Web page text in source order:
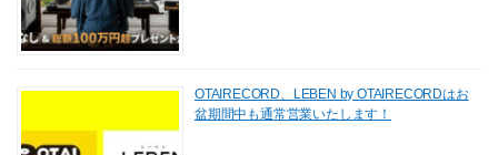
OTAIRECORD、LEBEN by OTAIRECORDはお
盆期間中も通常営業いたします！